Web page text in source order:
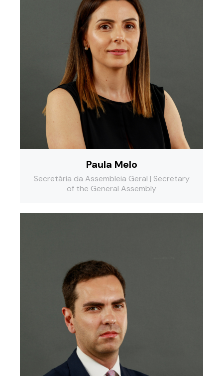
Paula Melo
Secretária da Assembleia Geral | Secretary
of the General Assembly